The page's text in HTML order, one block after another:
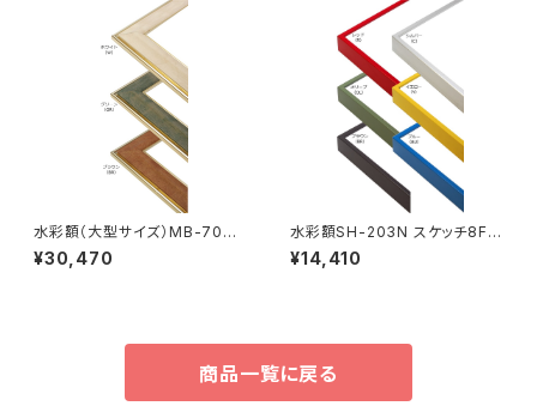
水彩額（大型サイズ）MB-700N
特全判 780×1050ミリ
¥30,470
水彩額SH-203N スケッチ8F 5
20×595ミリ
¥14,410
商品一覧に戻る